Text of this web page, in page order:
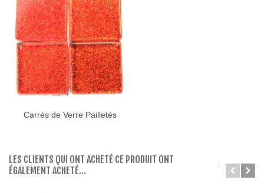
Carrés de Verre Pailletés
LES CLIENTS QUI ONT ACHETÉ CE PRODUIT ONT
ÉGALEMENT ACHETÉ...